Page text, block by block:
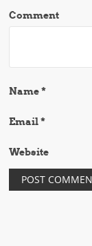
Comment
Name*
Email*
Website